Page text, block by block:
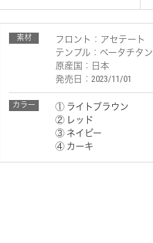
素材
フロント：アセテート
テンプル：ベータチタン
原産国：日本
発売日：2023/11/01
カラー
① ライトブラウン
② レッド
③ ネイビー
④ カーキ